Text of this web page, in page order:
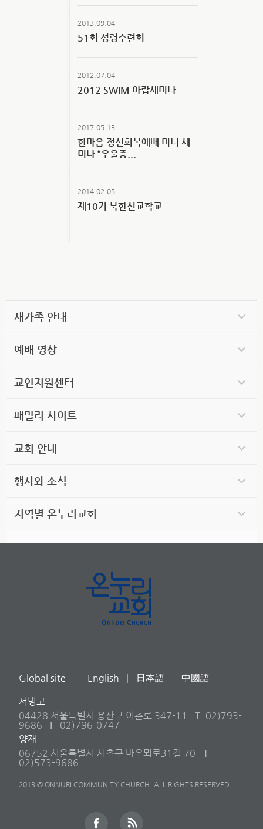
2013.09.04
51회 성령수련회
2012.07.04
2012 SWIM 아랍세미나
2017.05.13
한마음 정신회복예배 미니 세
미나 “우울증...
2014.02.05
제10기 북한선교학교
새가족 안내
예배 영상
교인지원센터
패밀리 사이트
교회 안내
행사와 소식
지역별 온누리교회
Global site English 日本語 中國語
서빙고
04428 서울특별시 용산구 이촌로 347-11
T 02)793-
9686
F 02)796-0747
양재
06752 서울특별시 서초구 바우뫼로31길 70
T
02)573-9686
2013 © ONNURI COMMUNITY CHURCH. ALL RIGHTS RESERVED